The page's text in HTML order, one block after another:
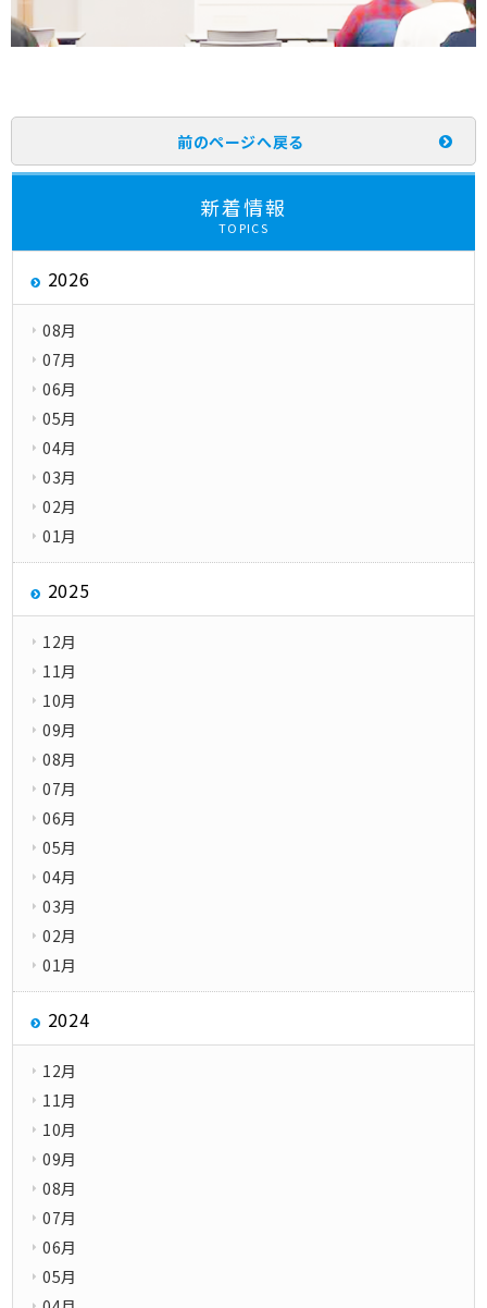
前のページへ戻る
新着情報
TOPICS
2026
08月
07月
06月
05月
04月
03月
02月
01月
2025
12月
11月
10月
09月
08月
07月
06月
05月
04月
03月
02月
01月
2024
12月
11月
10月
09月
08月
07月
06月
05月